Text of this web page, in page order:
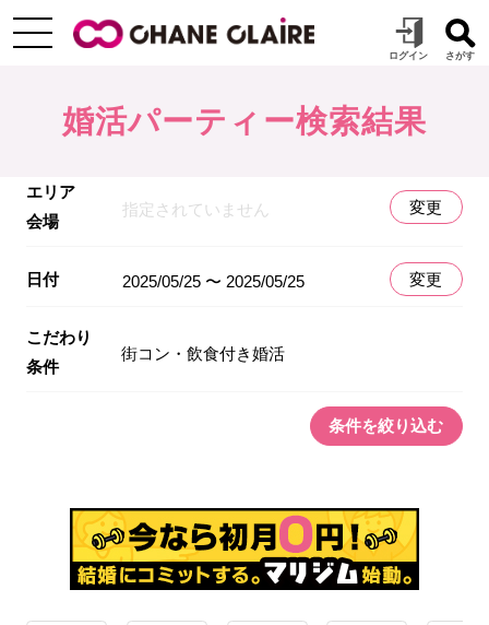
婚活パーティー検索結果
エリア
会場
指定されていません 変更
日付 2025/05/25 〜 2025/05/25 変更
こだわり
条件
街コン・飲食付き婚活
条件を絞り込む